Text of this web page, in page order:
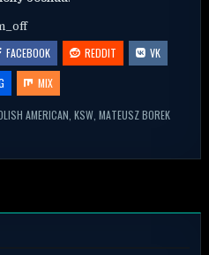
FACEBOOK REDDIT
VK
MIX
AMERICAN KSW, MATEUSZ BOREK